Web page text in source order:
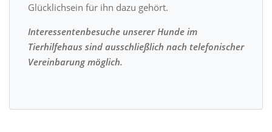
Glücklichsein für ihn dazu gehört.
Interessentenbesuche unserer Hunde im
Tierhilfehaus sind ausschließlich nach telefonischer
Vereinbarung möglich.